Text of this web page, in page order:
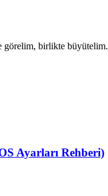
görelim, birlikte büyütelim.
Ayarları Rehberi)